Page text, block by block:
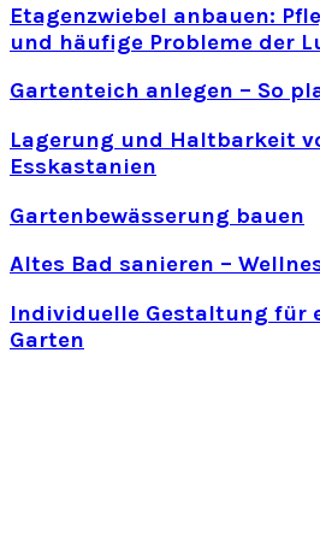
Etagenzwiebel anbauen:
und häufige Probleme der
Gartenteich anlegen – So
Lagerung und Haltbarkeit
Esskastanien
Gartenbewässerung bauen
Altes Bad sanieren –
Individuelle Gestaltung für
Garten